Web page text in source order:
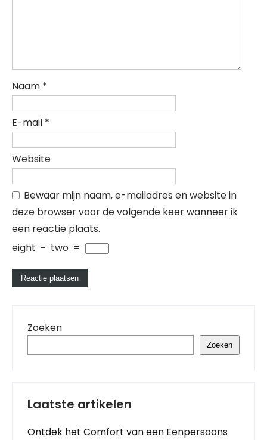
Naam *
E-mail *
Website
Bewaar mijn naam, e-mailadres en website in
deze browser voor de volgende keer wanneer ik
een reactie plaats.
eight − two =
Zoeken
Zoeken
Laatste artikelen
Ontdek het Comfort van een Eenpersoons